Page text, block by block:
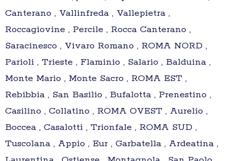
Canterano , Vallinfreda , Vallepietra ,
Roccagiovine , Percile , Rocca Canterano ,
Saracinesco , Vivaro Romano , ROMA NORD ,
Parioli , Trieste , Flaminio , Salario , Balduina ,
Monte Mario , Monte Sacro , ROMA EST ,
Rebibbia , San Basilio , Bufalotta , Prenestino ,
Casilino , Collatino , ROMA OVEST , Aurelio ,
Boccea , Casalotti , Trionfale , ROMA SUD ,
Tuscolana , Appio , Eur , Garbatella , Ardeatina ,